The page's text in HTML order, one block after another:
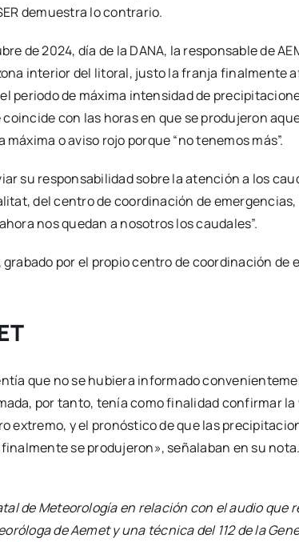
demuestra lo contrario.
de 2024, día de la DANA, la responsable de
interior del litoral, justo la franja finalmente
periodo de máxima intensidad de
con las horas en que se produjeron
o aviso rojo porque “no tenemos más”.
su responsabilidad sobre la atención a los
del centro de coordinación de emergencias,
nos quedan a nosotros los caudales”.
por el propio centro de coordinación de
que no se hubiera informado
por tanto, tenía como finalidad confirmar la
extremo, y el pronóstico de que las
se produjeron», señalaban en su nota.
de Meteorología en relación con el audio que
de Aemet y una técnica del 112 de la